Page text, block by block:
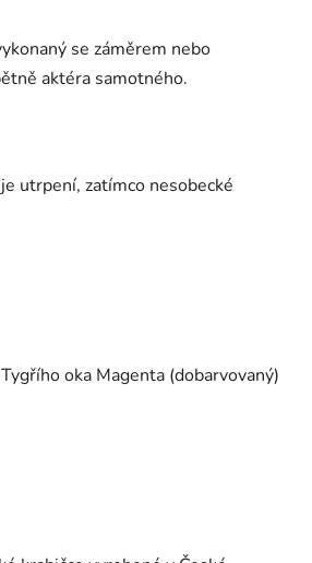
se záměrem nebo
aktéra samotného.
utrpení, zatímco nesobecké
oka Magenta (dobarvovaný)